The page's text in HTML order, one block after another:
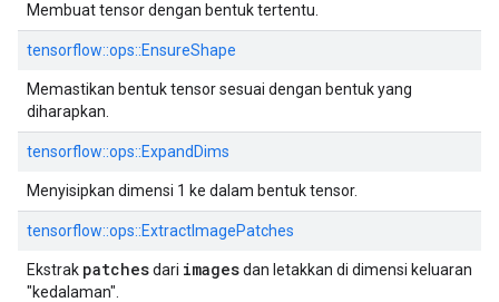
Membuat tensor dengan bentuk tertentu.
tensorflow::ops::EnsureShape
Memastikan bentuk tensor sesuai dengan bentuk yang
diharapkan.
tensorflow::ops::ExpandDims
Menyisipkan dimensi 1 ke dalam bentuk tensor.
tensorflow::ops::ExtractImagePatches
Ekstrak patchesdari imagesdan letakkan di dimensi keluaran
"kedalaman".